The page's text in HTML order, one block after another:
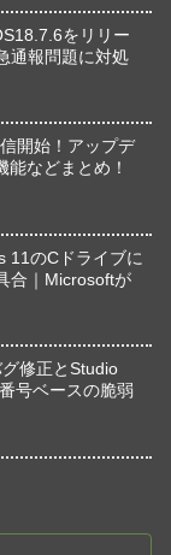
をリリー
通報問題に対処
開始！アップデ
などまとめ！
11のCドライブに
合｜Microsoftが
修正とStudio
号ベースの脆弱